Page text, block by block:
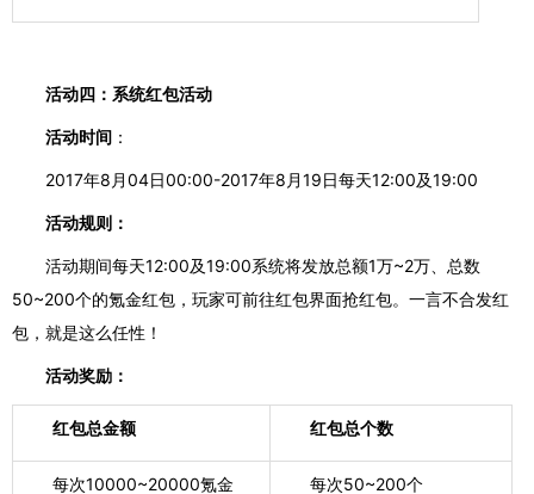
活动四：系统红包活动
活动时间 ：
2017年8月04日00:00-2017年8月19日每天12:00及19:00
活动规则：
活动期间每天12:00及19:00系统将发放总额1万~2万、总数
50~200个的氪金红包，玩家可前往红包界面抢红包。一言不合发红
包，就是这么任性！
活动奖励：
红包总金额 红包总个数
每次10000~20000氪金 每次50~200个